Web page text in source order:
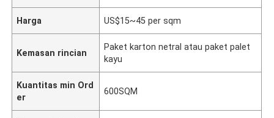
Harga US$15~45 per sqm
Kemasan rincian
Paket karton netral atau paket palet
kayu
Kuantitas min Ord
er
600SQM